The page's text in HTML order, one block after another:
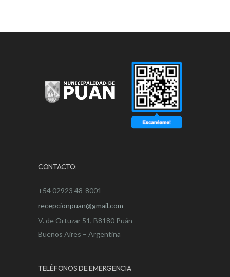
CONTACTO:
+54 02923 48-8001
recepcionpuan@gmail.com
V. de Ortuzar 51, B8180 Puán
Buenos Aires – Argentina
TELÉFONOS DE EMERGENCIA